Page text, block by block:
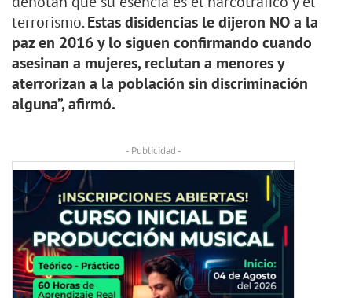
terrorismo.Estas disidencias le dijeron NO a la
paz en 2016 y lo siguen confirmando cuando
asesinan a mujeres, reclutan a menores y
aterrorizan a la población sin discriminación
alguna”, afirmó.
- Publicidad -